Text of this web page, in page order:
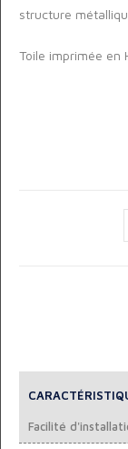
structure
Toile imprimée en
Facilité